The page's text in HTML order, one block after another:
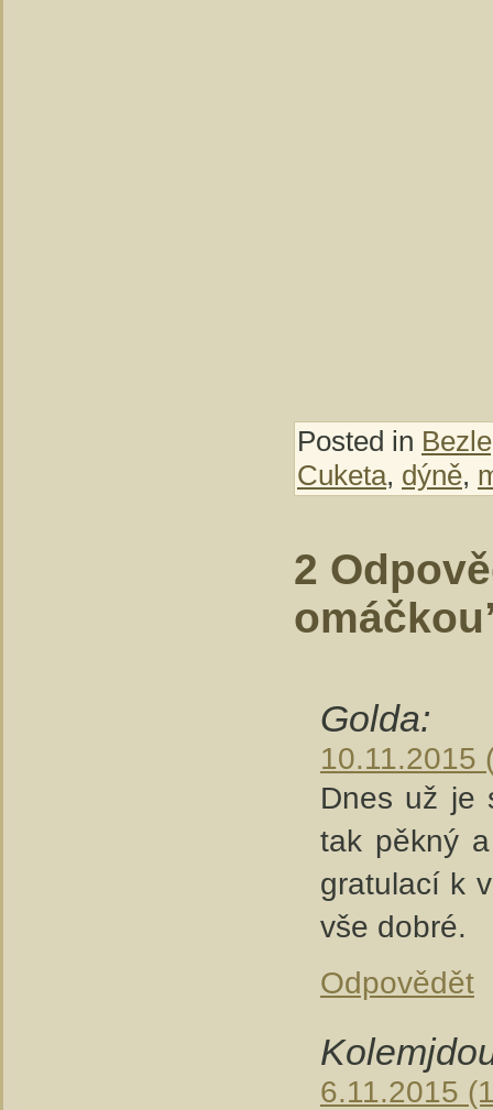
Posted in
Cuketa, dýně,
2
Golda:
10.11.2015
Dnes už je
tak pěkný
gratulací k
vše dobré.
Odpovědět
6.11.2015